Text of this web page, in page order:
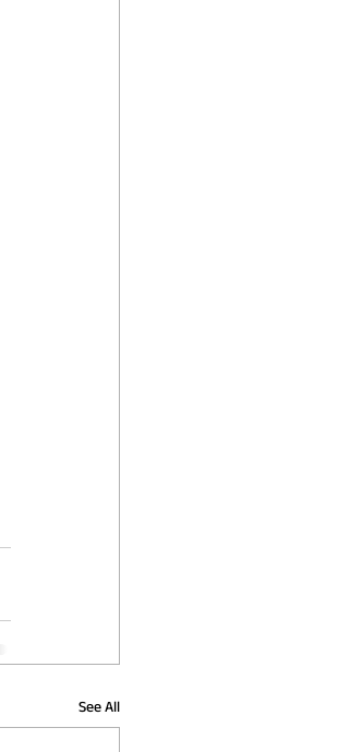
See All